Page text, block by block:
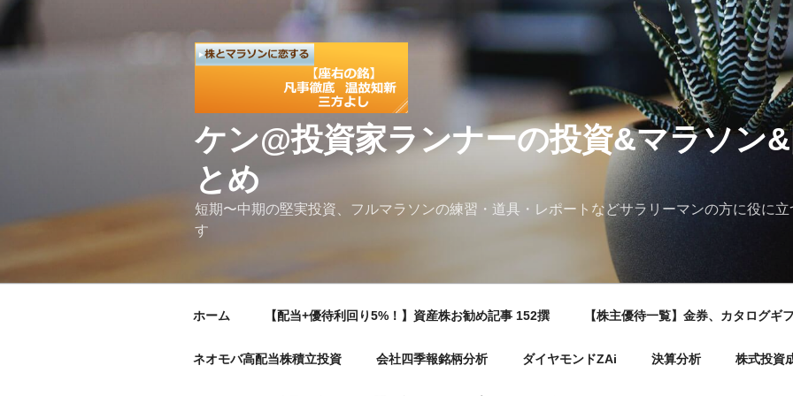
コ
テ
ケン@投資家ランナーの投資&マラソン
とめ
短期〜中期の堅実投資、フルマラソンの練習・道具・レポートなどサラリーマンの方に役に
す
ホーム 【配当+優待利回り5%！】資産株お勧め記事 152撰 【株主優待一覧】金券、カタログギ
ネオモバ高配当株積立投資 会社四季報銘柄分析 ダイヤモンドZAi 決算分析 株式投資